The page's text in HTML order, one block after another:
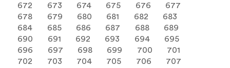
672
673 674 675 676
677
678
679 680 681 682
683
684
685 686 687 688
689
690
691 692 693 694
695
696
697 698 699 700
701
702
703 704 705 706
707